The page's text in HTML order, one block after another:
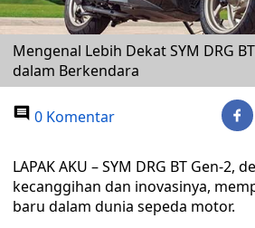
Mengenal Lebih Dekat SYM DRG
dalam Berkendara
0 Komentar
LAPAK AKU – SYM DRG BT Gen-2,
kecanggihan dan inovasinya,
baru dalam dunia sepeda motor.